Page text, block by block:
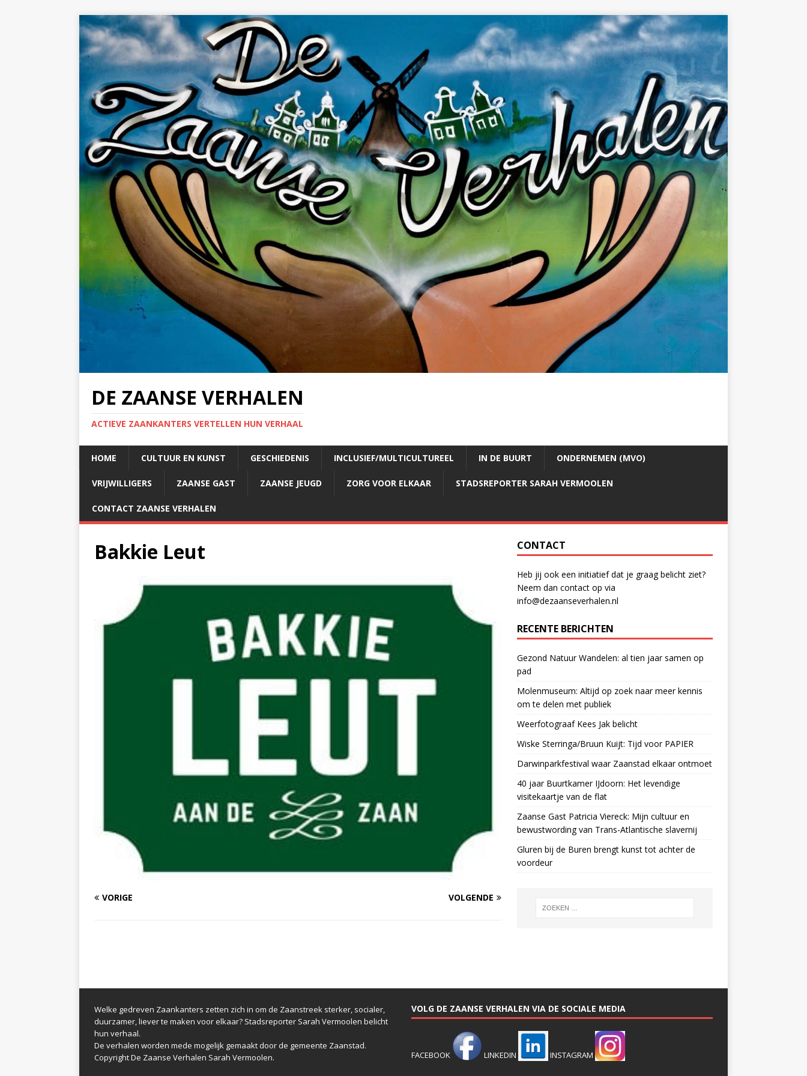
DE ZAANSE VERHALEN
ACTIEVE ZAANKANTERS VERTELLEN HUN VERHAAL
HOME CULTUUR EN KUNST GESCHIEDENIS INCLUSIEF/MULTICULTUREEL IN DE BUURT ONDERNEMEN (MVO)
VRIJWILLIGERS ZAANSE GAST ZAANSE JEUGD ZORG VOOR ELKAAR STADSREPORTER SARAH VERMOOLEN
CONTACT ZAANSE VERHALEN
Bakkie Leut
VORIGE VOLGENDE
CONTACT
Heb jij ook een initiatief dat je graag belicht ziet?
Neem dan contact op via
info@dezaanseverhalen.nl
RECENTE BERICHTEN
Gezond Natuur Wandelen: al tien jaar samen op
pad
Molenmuseum: Altijd op zoek naar meer kennis
om te delen met publiek
Weerfotograaf Kees Jak belicht
Wiske Sterringa/Bruun Kuijt: Tijd voor PAPIER
Darwinparkfestival waar Zaanstad elkaar ontmoet
40 jaar Buurtkamer IJdoorn: Het levendige
visitekaartje van de flat
Zaanse Gast Patricia Viereck: Mijn cultuur en
bewustwording van Trans-Atlantische slavernij
Gluren bij de Buren brengt kunst tot achter de
voordeur
Welke gedreven Zaankanters zetten zich in om de Zaanstreek sterker, socialer,
duurzamer, liever te maken voor elkaar? Stadsreporter Sarah Vermoolen belicht
hun verhaal.
De verhalen worden mede mogelijk gemaakt door de gemeente Zaanstad.
Copyright De Zaanse Verhalen Sarah Vermoolen.
VOLG DE ZAANSE VERHALEN VIA DE SOCIALE MEDIA
FACEBOOK LINKEDIN INSTAGRAM